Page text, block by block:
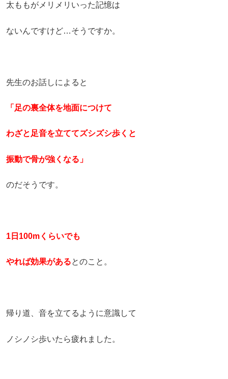
太ももがメリメリいった記憶は
ないんですけど…そうですか。
先生のお話しによると
「足の裏全体を地面につけて
わざと足音を立ててズシズシ歩くと
振動で骨が強くなる」
のだそうです。
1日100mくらいでも
やれば効果があるとのこと。
帰り道、音を立てるように意識して
ノシノシ歩いたら疲れました。